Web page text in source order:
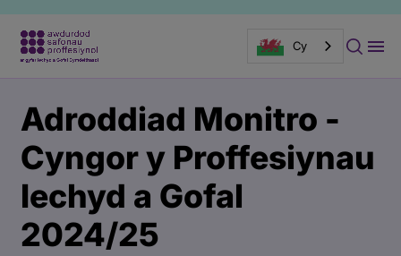
Cy
gynnwys
tudalen
gyhoeddi
Adroddiad Monitro -
Cyngor y Proffesiynau
Iechyd a Gofal
2024/25